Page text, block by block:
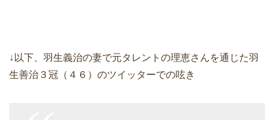
↓以下、羽生義治の妻で元タレントの理恵さんを通じた羽
生善治３冠（４６）のツイッターでの呟き